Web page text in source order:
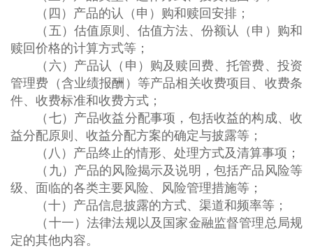
（四）产品的认（申）购和赎回安排；
（五）估值原则、估值方法、份额认（申）购和
赎回价格的计算方式等；
（六）产品认（申）购及赎回费、托管费、投资
管理费（含业绩报酬）等产品相关收费项目、收费条
件、收费标准和收费方式；
（七）产品收益分配事项，包括收益的构成、收
益分配原则、收益分配方案的确定与披露等；
（八）产品终止的情形、处理方式及清算事项；
（九）产品的风险揭示及说明，包括产品风险等
级、面临的各类主要风险、风险管理措施等；
（十）产品信息披露的方式、渠道和频率等；
（十一）法律法规以及国家金融监督管理总局规
定的其他内容。